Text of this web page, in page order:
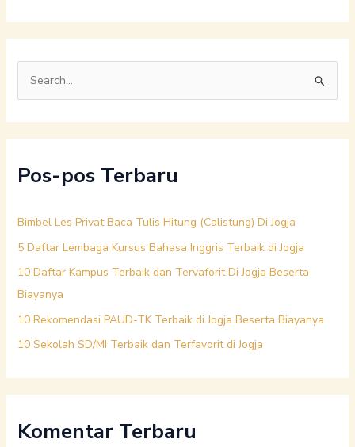
u
t
Pos-pos Terbaru
Bimbel Les Privat Baca Tulis Hitung (Calistung) Di Jogja
5 Daftar Lembaga Kursus Bahasa Inggris Terbaik di Jogja
10 Daftar Kampus Terbaik dan Tervaforit Di Jogja Beserta
Biayanya
10 Rekomendasi PAUD-TK Terbaik di Jogja Beserta Biayanya
10 Sekolah SD/MI Terbaik dan Terfavorit di Jogja
Komentar Terbaru